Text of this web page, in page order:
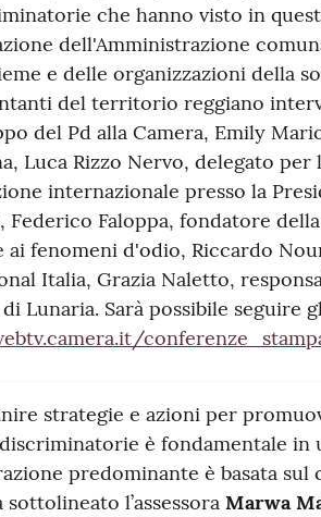
che hanno visto in
dell'Amministrazione
e delle organizzazioni della
del territorio reggiano
del Pd alla Camera, Emily
Luca Rizzo Nervo, delegato
internazionale presso la
Federico Faloppa, fondatore
ai fenomeni d'odio, Riccardo
Italia, Grazia Naletto,
Lunaria. Sarà possibile seguire
strategie e azioni per
è fondamentale in
predominante è basata
sottolineato l’assessora Marwa